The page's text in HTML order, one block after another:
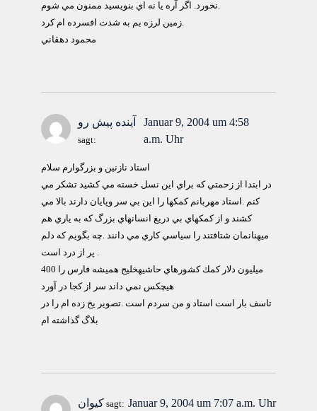
نخورد. اگر آره يا نه اي بنويسيد ممنون مي شوم.
زمين لرزه بم به شدت افسرده ام كرد.
محمود دهقاني
آينده پيش رو
sagt:
Januar 9, 2004 um 4:58
a.m. Uhr
استاد نازنين و بزرگوارم سلام
در ابتدا از زحمتي كه براي اين نسل خسته مي كشيد تشكر مي
كنم .استاد مهربانم كمكها را اين بي سر وپايان دارند بالا مي
كشند و از كمكهاي بي دريغ انسانهاي بزرگ كه به ياري هم
ميهنانمان شتافتند را سياسي كاري مي دانند .چه بگويم كه دلم
400 ميليون دلار كمك كشورهاي حاشيهخليج هميشه فارس را
هيچكس نمي داند سر از كجا در آورد
تاسف بار است استاد و من سردم است .تصوير يخ زده ام را در
بلاگ گذاشته ام
کيوان sagt: Januar 9, 2004 um 7:07 a.m. Uhr